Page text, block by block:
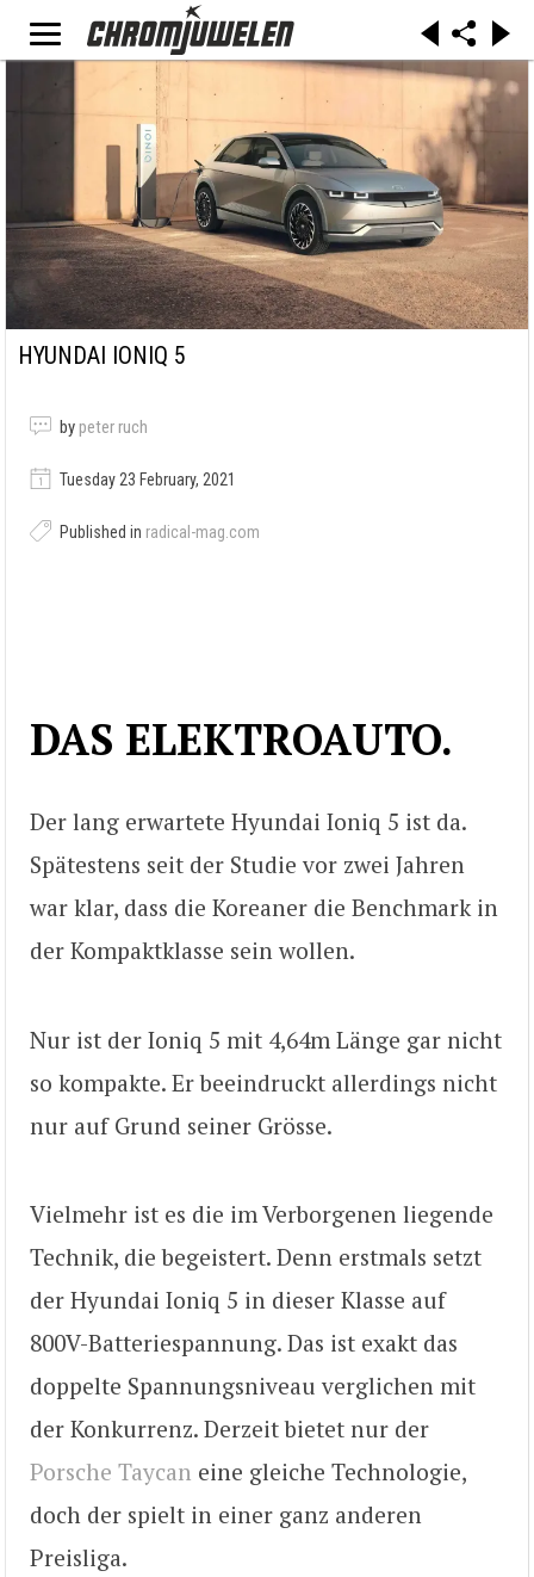
HYUNDAI IONIQ 5
by peter ruch
Tuesday 23 February, 2021
Published in radical-mag.com
DAS ELEKTROAUTO.
Der lang erwartete Hyundai Ioniq 5 ist da.
Spätestens seit der Studie vor zwei Jahren
war klar, dass die Koreaner die Benchmark in
der Kompaktklasse sein wollen.
Nur ist der Ioniq 5 mit 4,64m Länge gar nicht
so kompakte. Er beeindruckt allerdings nicht
nur auf Grund seiner Grösse.
Vielmehr ist es die im Verborgenen liegende
Technik, die begeistert. Denn erstmals setzt
der Hyundai Ioniq 5 in dieser Klasse auf
800V-Batteriespannung. Das ist exakt das
doppelte Spannungsniveau verglichen mit
der Konkurrenz. Derzeit bietet nur der
Porsche Taycan eine gleiche Technologie,
doch der spielt in einer ganz anderen
Preisliga.